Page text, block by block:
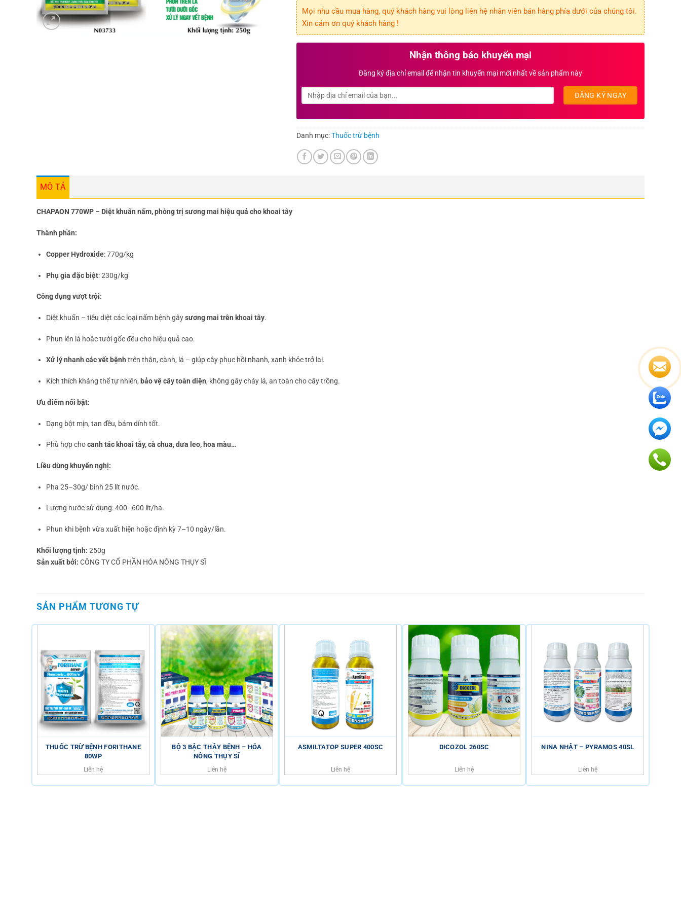
Mọi nhu cầu mua hàng, quý khách hàng vui lòng liên hệ nhân viên bán hàng phía dưới của chúng tôi.
Xin cảm ơn quý khách hàng !
Nhận thông báo khuyến mại
Đăng ký địa chỉ email để nhận tin khuyến mại mới nhất về sản phẩm này
Danh mục:Thuốc trừ bệnh
MÔ TẢ
CHAPAON 770WP – Diệt khuẩn nấm, phòng trị sương mai hiệu quả cho khoai tây
Thành phần:
Copper Hydroxide: 770g/kg
Phụ gia đặc biệt: 230g/kg
Công dụng vượt trội:
Diệt khuẩn – tiêu diệt các loại nấm bệnh gâysương mai trên khoai tây.
Phun lên lá hoặc tưới gốc đều cho hiệu quả cao.
Xử lý nhanh các vết bệnh trên thân, cành, lá – giúp cây phục hồi nhanh, xanh khỏe trở lại.
Kích thích kháng thể tự nhiên, bảo vệ cây toàn diện, không gây cháy lá, an toàn cho cây trồng.
Ưu điểm nổi bật:
Dạng bột mịn, tan đều, bám dính tốt.
Phù hợp chocanh tác khoai tây, cà chua, dưa leo, hoa màu…
Liều dùng khuyến nghị:
Pha 25–30g/ bình 25 lít nước.
Lượng nước sử dụng: 400–600 lít/ha.
Phun khi bệnh vừa xuất hiện hoặc định kỳ 7–10 ngày/lần.
Khối lượng tịnh: 250g
Sản xuất bởi: CÔNG TY CỔ PHẦN HÓA NÔNG THỤY SĨ
SẢN PHẨM TƯƠNG TỰ
THUỐC TRỪ BỆNH FORITHANE
80WP
Liên hệ
BỘ 3 BẬC THẦY BỆNH – HÓA
NÔNG THỤY SĨ
Liên hệ
ASMILTATOP SUPER 400SC
Liên hệ
DICOZOL 260SC
Liên hệ
NINA NHẬT – PYRAMOS 40SL
Liên hệ